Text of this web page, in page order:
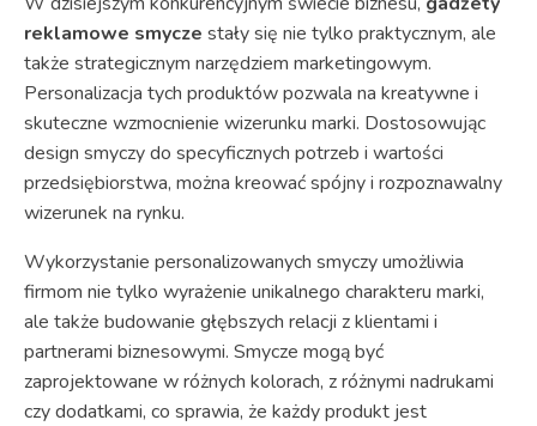
reklamowe smycze stały się nie tylko praktycznym, ale
także strategicznym narzędziem marketingowym.
Personalizacja tych produktów pozwala na kreatywne i
skuteczne wzmocnienie wizerunku marki. Dostosowując
design smyczy do specyficznych potrzeb i wartości
przedsiębiorstwa, można kreować spójny i rozpoznawalny
wizerunek na rynku.
Wykorzystanie personalizowanych smyczy umożliwia
firmom nie tylko wyrażenie unikalnego charakteru marki,
ale także budowanie głębszych relacji z klientami i
partnerami biznesowymi. Smycze mogą być
zaprojektowane w różnych kolorach, z różnymi nadrukami
czy dodatkami, co sprawia, że każdy produkt jest